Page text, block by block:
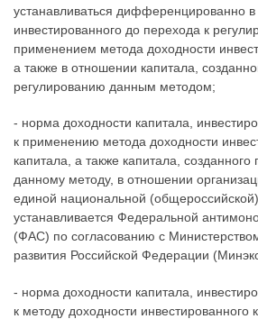
устанавливаться дифференцированно в
инвестированного до перехода к
применением метода доходности
а также в отношении капитала,
регулированию данным методом;
- норма доходности капитала,
к применению метода доходности
капитала, а также капитала, созданного
данному методу, в отношении
единой национальной
устанавливается Федеральной
(ФАС) по согласованию с
развития Российской Федерации
- норма доходности капитала,
к методу доходности инвестированного